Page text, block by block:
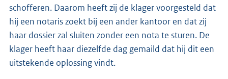
schofferen. Daarom heeft zij de klager voorgesteld dat
hij een notaris zoekt bij een ander kantoor en dat zij
haar dossier zal sluiten zonder een nota te sturen. De
klager heeft haar diezelfde dag gemaild dat hij dit een
uitstekende oplossing vindt.